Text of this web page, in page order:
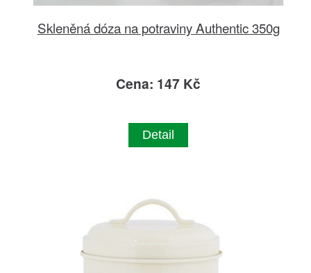
Skleněná dóza na potraviny Authentic 350g
Cena: 147 Kč
Detail